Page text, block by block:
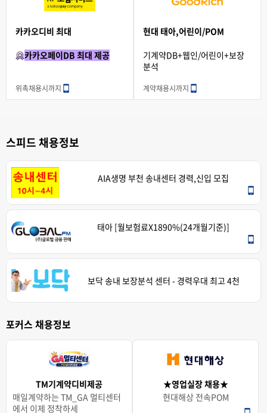
카카오디비 최대
카카오페이DB 최대 제공
위촉채용시까지
현대 태아,어린이/POM
기계약DB+웹인/어린이+보장
분석
계약채용시까지
스피드 채용정보
AIA생명 부천 송내센터 경력,신입 모집
태아 [월보험료X1890%(24개월기준)]
보닥 송내 보장분석 센터 - 경력우대 최고 4천
포커스 채용정보
TM기계약디비제공
매일계약하는 TM_GA 멀티센터
에서 이제 정착하세
★영업실장 채용★
현대해상 전속POM